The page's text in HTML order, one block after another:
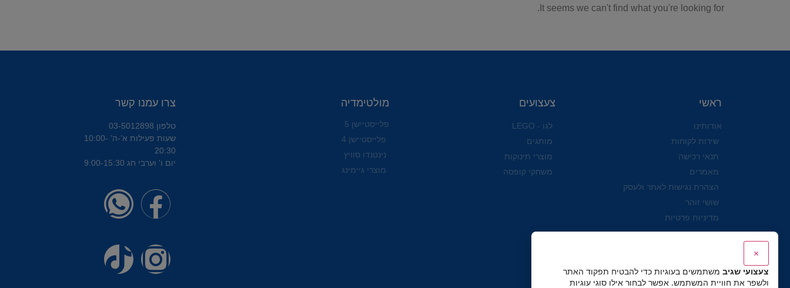
It seems we can't find what you're looking for.
ראשי
אודותינו
שירות לקוחות
תנאי רכישה
מאמרים
הצהרת נגישות לאתר ולעסק
שושי זוהר
מדיניות פרטיות
צעצועים
לגו - LEGO
מותגים
מוצרי תינוקות
משחקי קופסה
מולטימדיה
פלייסטיישן 5
פלייסטיישן 4
נינטנדו סוויץ
מוצרי גיימינג
צרו עמנו קשר
טלפון 03-5012898
שעות פעילות א’-ה’ 10:00-
20:30
יום ו' וערבי חג 9:00-15:30
×
צעצועי שגיב משתמשים בעוגיות כדי להבטיח תפקוד האתר
ולשפר את חוויית המשתמש. אפשר לבחור אילו סוגי עוגיות